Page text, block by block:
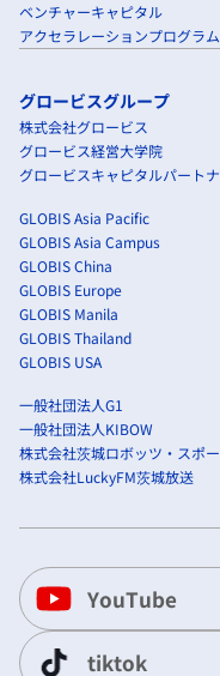
ベンチャーキャピタル
アクセラレーションプログラ
グロービスグループ
株式会社グロービス
グロービス経営大学院
グロービスキャピタルパート
GLOBIS Asia Pacific
GLOBIS Asia Campus
GLOBIS China
GLOBIS Europe
GLOBIS Manila
GLOBIS Thailand
GLOBIS USA
一般社団法人G1
一般社団法人KIBOW
株式会社茨城ロボッツ・スポ
株式会社LuckyFM茨城放送
YouTube
tiktok